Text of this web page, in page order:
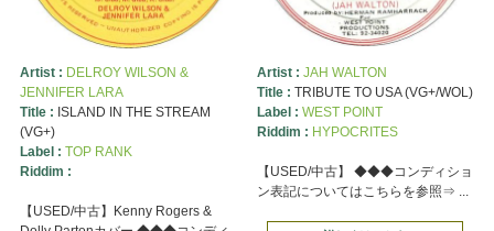
Artist : DELROY WILSON &
JENNIFER LARA
Title : ISLAND IN THE STREAM
(VG+)
Label : TOP RANK
Riddim :
【USED/中古】Kenny Rogers &
Artist : JAH WALTON
Title : TRIBUTE TO USA (VG+/WOL)
Label : WEST POINT
Riddim : HYPOCRITES
【USED/中古】 ◆◆◆コンディショ
ン表記についてはこちらを参照⇒ ...